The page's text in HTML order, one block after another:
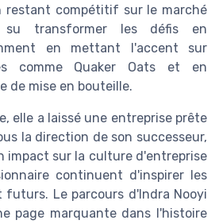
restant compétitif sur le marché
su transformer les défis en
en mettant l'accent sur
comme Quaker Oats et en
de mise en bouteille.
elle a laissé une entreprise prête
la direction de son successeur,
impact sur la culture d'entreprise
continuent d'inspirer les
Le parcours d'Indra Nooyi
page marquante dans l'histoire